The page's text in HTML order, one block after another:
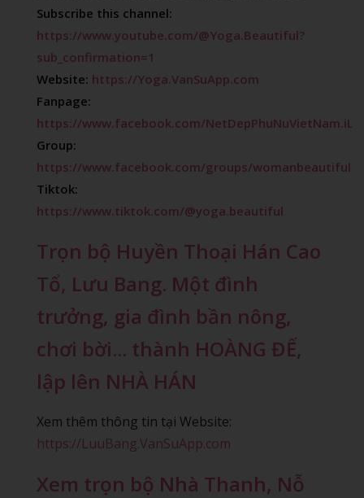
https://www.youtube.com/@Yoga.Beautiful?
sub_confirmation=1
Website: https://Yoga.VanSuApp.com
https://www.facebook.com/
https://www.facebook.com/groups/
https://www.tiktok.com/@yoga.beautiful
Trọn bộ Huyền Thoại Hán Cao
Tổ, Lưu Bang. Một đình
trưởng, gia đình bần nông,
chơi bời... thành HOÀNG ĐẾ,
lập lên NHÀ HÁN
Xem thêm thông tin tại Website:
https://LuuBang.VanSuApp.com
Xem trọn bộ Nhà Thanh, Nỗ